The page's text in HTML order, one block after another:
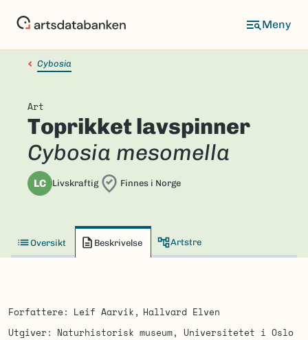
Cybosia
Art
Toprikket lavspinner
Cybosia mesomella
LC Livskraftig Finnes i Norge
Oversikt Beskrivelse Artstre
Forfattere Leif Aarvik
Hallvard Elven
Utgiver
Naturhistorisk museum, Universitetet i Oslo